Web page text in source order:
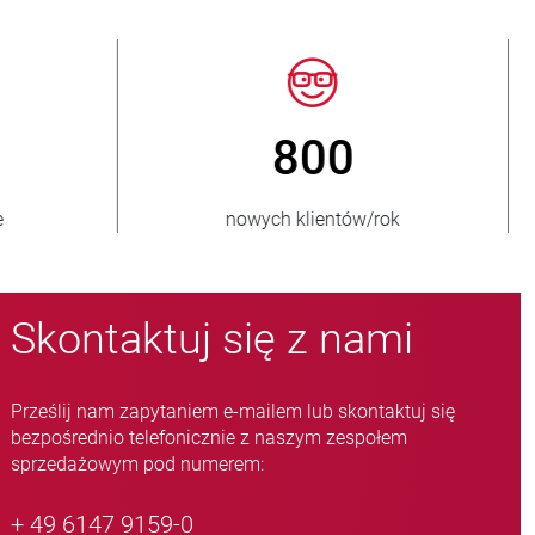
> 15 000
wariantów zaworów zaciskowych
Skontaktuj się z nami
Prześlij nam zapytaniem e-mailem lub skontaktuj się
bezpośrednio telefonicznie z naszym zespołem
sprzedażowym pod numerem:
+ 49 6147 9159-0